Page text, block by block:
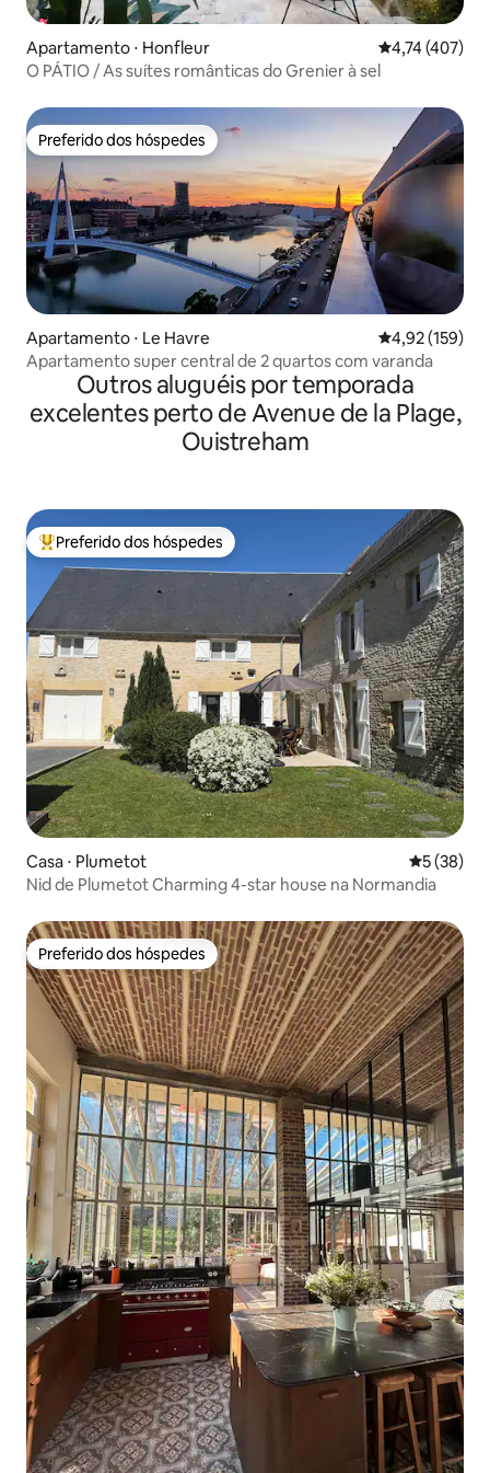
Apartamento ⋅ Honfleur 4,74 de uma
4,74 (407)
O PÁTIO / As suítes românticas do Grenier à sel
Preferido dos hóspedes
Preferido dos hóspedes
Apartamento ⋅ Le Havre 4,92 de uma
4,92 (159)
Apartamento super central de 2 quartos com varanda
Outros aluguéis por temporada
excelentes perto de Avenue de la Plage,
Ouistreham
Entre os melhores preferidos dos hóspedes
Preferido dos hóspedes
Casa ⋅ Plumetot 5 de uma
5 (38)
Nid de Plumetot Charming 4-star house na Normandia
Preferido dos hóspedes
Preferido dos hóspedes